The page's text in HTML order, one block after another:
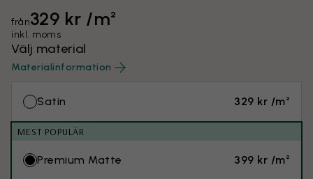
från329 kr /m²
inkl. moms
Välj material
Materialinformation
Satin 329 kr /m²
MEST POPULÄR
Premium Matte 399 kr /m²